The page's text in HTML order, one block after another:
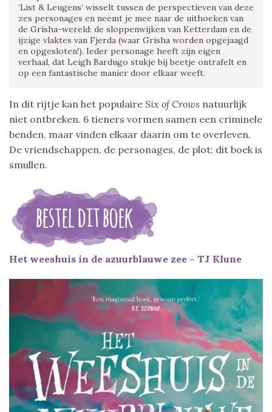
‘List & Leugens’ wisselt tussen de perspectieven van deze
zes personages en neemt je mee naar de uithoeken van
de Grisha-wereld: de sloppenwijken van Ketterdam en de
ijzige vlaktes van Fjerda (waar Grisha worden opgejaagd
en opgesloten!). Ieder personage heeft zijn eigen
verhaal, dat Leigh Bardugo stukje bij beetje ontrafelt en
op een fantastische manier door elkaar weeft.
In dit rijtje kan het populaire Six of Crows natuurlijk
niet ontbreken. 6 tieners vormen samen een criminele
benden, maar vinden elkaar daarin om te overleven.
De vriendschappen, de personages, de plot: dit boek is
smullen.
Het weeshuis in de azuurblauwe zee – TJ Klune